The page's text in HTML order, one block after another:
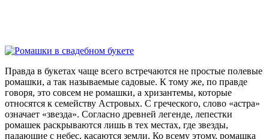
Правда в букетах чаще всего встречаются не простые полевые
ромашки, а так называемые садовые. К тому же, по правде
говоря, это совсем не ромашки, а хризантемы, которые
относятся к семейству Астровых. С греческого, слово «астра»
означает «звезда». Согласно древней легенде, лепестки
ромашек раскрываются лишь в тех местах, где звезды,
падающие с небес, касаются земли. Ко всему этому, ромашка